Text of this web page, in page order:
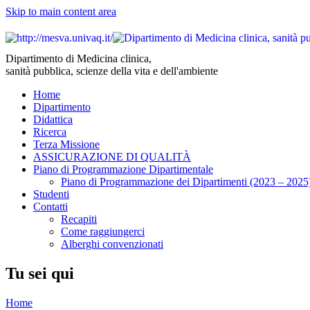
Skip to main content area
Dipartimento di Medicina clinica,
sanità pubblica, scienze della vita e dell'ambiente
Home
Dipartimento
Didattica
Ricerca
Terza Missione
ASSICURAZIONE DI QUALITÀ
Piano di Programmazione Dipartimentale
Piano di Programmazione dei Dipartimenti (2023 –
Studenti
Contatti
Recapiti
Come raggiungerci
Alberghi convenzionati
Tu sei qui
Home